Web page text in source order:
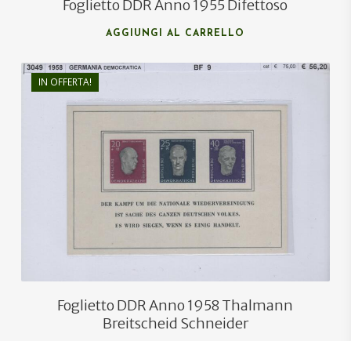
Foglietto DDR Anno 1955 Difettoso
AGGIUNGI AL CARRELLO
IN OFFERTA!
€75,00
€50,00
Foglietto DDR Anno 1958 Thalmann
Breitscheid Schneider